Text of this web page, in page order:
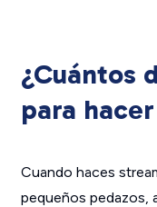
¿Cuántos
para
Cuando haces
pequeños pedazos,